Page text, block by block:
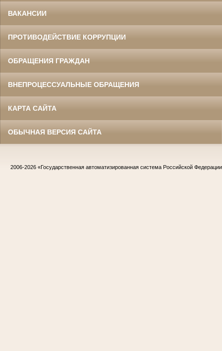
ВАКАНСИИ
ПРОТИВОДЕЙСТВИЕ КОРРУПЦИИ
ОБРАЩЕНИЯ ГРАЖДАН
ВНЕПРОЦЕССУАЛЬНЫЕ ОБРАЩЕНИЯ
КАРТА САЙТА
ОБЫЧНАЯ ВЕРСИЯ САЙТА
2006-2026 «Государственная автоматизированная система Российской